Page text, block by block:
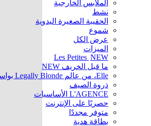
الملابس الخارجية
نشط
الحقيبة الصغيرة اليدوية
شموع
عرض الكل
الميزات
Les Petites NEW
ما قبل الخريف NEW
Elle، من عالم Legally Blonde بواسطة L’AGENCE
ذروة الصيف
L'AGENCE الأساسيات
حصريًا على الإنترنت
متوفر مجددًا
بطاقة هدية